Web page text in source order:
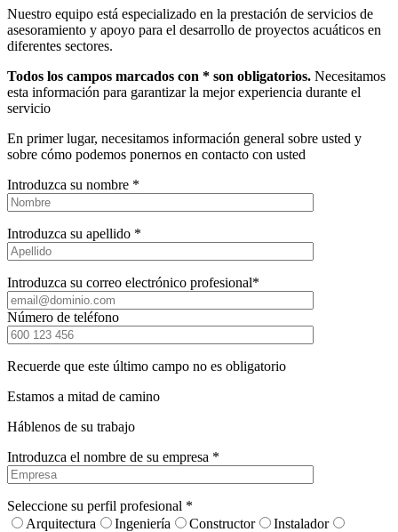
Nuestro equipo está especializado en la prestación de servicios de
asesoramiento y apoyo para el desarrollo de proyectos acuáticos en
diferentes sectores.
Todos los campos marcados con * son obligatorios. Necesitamos
esta información para garantizar la mejor experiencia durante el
servicio
En primer lugar, necesitamos información general sobre usted y
sobre cómo podemos ponernos en contacto con usted
Introduzca su nombre *
Introduzca su apellido *
Introduzca su correo electrónico profesional*
Número de teléfono
Recuerde que este último campo no es obligatorio
Estamos a mitad de camino
Háblenos de su trabajo
Introduzca el nombre de su empresa *
Seleccione su perfil profesional *
Arquitectura
Ingeniería Constructor
Instalador